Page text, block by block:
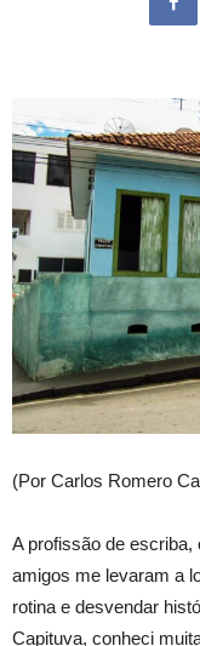
(Por Carlos Romero
A profissão de
amigos me levaram a
rotina e desvendar
Capituva, conheci